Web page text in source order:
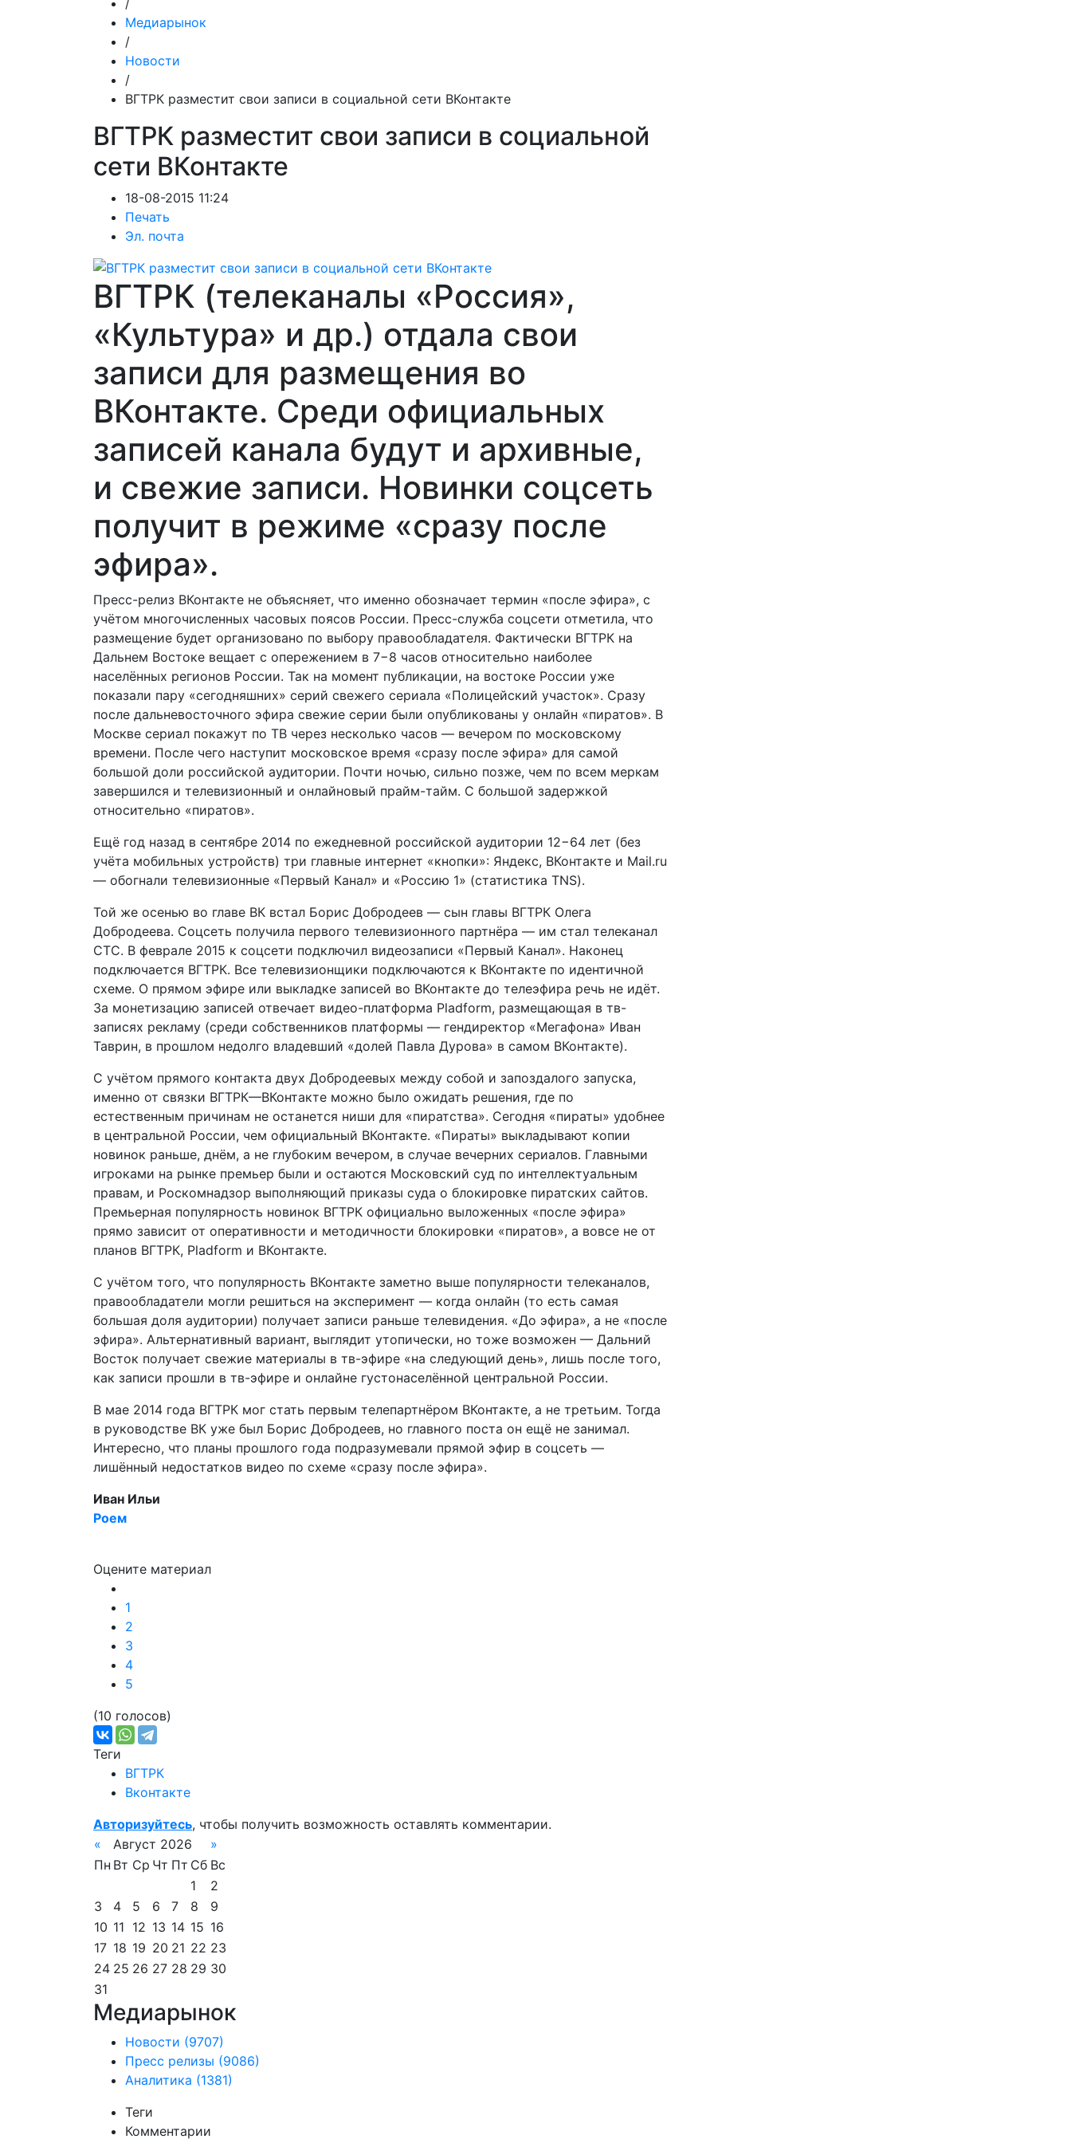
/
Медиарынок
/
Новости
/
ВГТРК разместит свои записи в социальной сети ВКонтакте
ВГТРК разместит свои записи в социальной
сети ВКонтакте
18-08-2015 11:24
Печать
Эл. почта
ВГТРК (телеканалы «Россия»,
«Культура» и др.) отдала свои
записи для размещения во
ВКонтакте. Среди официальных
записей канала будут и архивные,
и свежие записи. Новинки соцсеть
получит в режиме «сразу после
эфира».
Пресс-релиз ВКонтакте не объясняет, что именно обозначает термин «после эфира», с
учётом многочисленных часовых поясов России. Пресс-служба соцсети отметила, что
размещение будет организовано по выбору правообладателя. Фактически ВГТРК на
Дальнем Востоке вещает с опережением в 7−8 часов относительно наиболее
населённых регионов России. Так на момент публикации, на востоке России уже
показали пару «сегодняшних» серий свежего сериала «Полицейский участок». Сразу
после дальневосточного эфира свежие серии были опубликованы у онлайн «пиратов». В
Москве сериал покажут по ТВ через несколько часов — вечером по московскому
времени. После чего наступит московское время «сразу после эфира» для самой
большой доли российской аудитории. Почти ночью, сильно позже, чем по всем меркам
завершился и телевизионный и онлайновый прайм-тайм. С большой задержкой
относительно «пиратов».
Ещё год назад в сентябре 2014 по ежедневной российской аудитории 12−64 лет (без
учёта мобильных устройств) три главные интернет «кнопки»: Яндекс, ВКонтакте и Mail.ru
— обогнали телевизионные «Первый Канал» и «Россию 1» (статистика TNS).
Той же осенью во главе ВК встал Борис Добродеев — сын главы ВГТРК Олега
Добродеева. Соцсеть получила первого телевизионного партнёра — им стал телеканал
СТС. В феврале 2015 к соцсети подключил видеозаписи «Первый Канал». Наконец
подключается ВГТРК. Все телевизионщики подключаются к ВКонтакте по идентичной
схеме. О прямом эфире или выкладке записей во ВКонтакте до телеэфира речь не идёт.
За монетизацию записей отвечает видео-платформа Pladform, размещающая в тв-
записях рекламу (среди собственников платформы — гендиректор «Мегафона» Иван
Таврин, в прошлом недолго владевший «долей Павла Дурова» в самом ВКонтакте).
С учётом прямого контакта двух Добродеевых между собой и запоздалого запуска,
именно от связки ВГТРК—ВКонтакте можно было ожидать решения, где по
естественным причинам не останется ниши для «пиратства». Сегодня «пираты» удобнее
в центральной России, чем официальный ВКонтакте. «Пираты» выкладывают копии
новинок раньше, днём, а не глубоким вечером, в случае вечерних сериалов. Главными
игроками на рынке премьер были и остаются Московский суд по интеллектуальным
правам, и Роскомнадзор выполняющий приказы суда о блокировке пиратских сайтов.
Премьерная популярность новинок ВГТРК официально выложенных «после эфира»
прямо зависит от оперативности и методичности блокировки «пиратов», а вовсе не от
планов ВГТРК, Pladform и ВКонтакте.
С учётом того, что популярность ВКонтакте заметно выше популярности телеканалов,
правообладатели могли решиться на эксперимент — когда онлайн (то есть самая
большая доля аудитории) получает записи раньше телевидения. «До эфира», а не «после
эфира». Альтернативный вариант, выглядит утопически, но тоже возможен — Дальний
Восток получает свежие материалы в тв-эфире «на следующий день», лишь после того,
как записи прошли в тв-эфире и онлайне густонаселённой центральной России.
В мае 2014 года ВГТРК мог стать первым телепартнёром ВКонтакте, а не третьим. Тогда
в руководстве ВК уже был Борис Добродеев, но главного поста он ещё не занимал.
Интересно, что планы прошлого года подразумевали прямой эфир в соцсеть —
лишённый недостатков видео по схеме «сразу после эфира».
Иван Ильи
Роем
Оцените материал
1
2
3
4
5
(10 голосов)
Теги
ВГТРК
Вконтакте
Авторизуйтесь, чтобы получить возможность оставлять комментарии.
«
Август 2026
»
Пн Вт Ср Чт Пт Сб Вс
1
2
3
4 5 6 7 8
9
10 11 12 13 14 15 16
17 18 19 20 21 22 23
24 25 26 27 28 29 30
31
Медиарынок
Новости (9707)
Пресс релизы (9086)
Аналитика (1381)
Теги
Комментарии